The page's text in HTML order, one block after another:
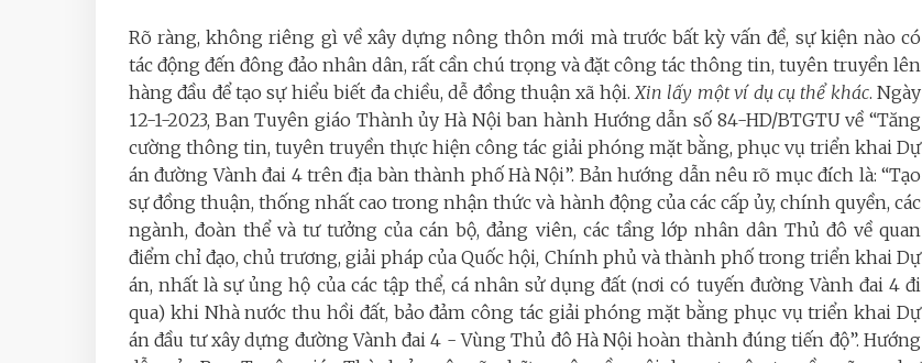
Rõ ràng, không riêng gì về xây dựng nông thôn mới mà trước bất kỳ vấn đề, sự kiện nào có
tác động đến đông đảo nhân dân, rất cần chú trọng và đặt công tác thông tin, tuyên truyền lên
hàng đầu để tạo sự hiểu biết đa chiều, dễ đồng thuận xã hội.Xin lấy một ví dụ cụ thể khác. Ngày
12-1-2023, Ban Tuyên giáo Thành ủy Hà Nội ban hành Hướng dẫn số 84-HD/BTGTU về “Tăng
cường thông tin, tuyên truyền thực hiện công tác giải phóng mặt bằng, phục vụ triển khai Dự
án đường Vành đai 4 trên địa bàn thành phố Hà Nội”. Bản hướng dẫn nêu rõ mục đích là: “Tạo
sự đồng thuận, thống nhất cao trong nhận thức và hành động của các cấp ủy, chính quyền, các
ngành, đoàn thể và tư tưởng của cán bộ, đảng viên, các tầng lớp nhân dân Thủ đô về quan
điểm chỉ đạo, chủ trương, giải pháp của Quốc hội, Chính phủ và thành phố trong triển khai Dự
án, nhất là sự ủng hộ của các tập thể, cá nhân sử dụng đất (nơi có tuyến đường Vành đai 4 đi
qua) khi Nhà nước thu hồi đất, bảo đảm công tác giải phóng mặt bằng phục vụ triển khai Dự
án đầu tư xây dựng đường Vành đai 4 - Vùng Thủ đô Hà Nội hoàn thành đúng tiến độ”. Hướng